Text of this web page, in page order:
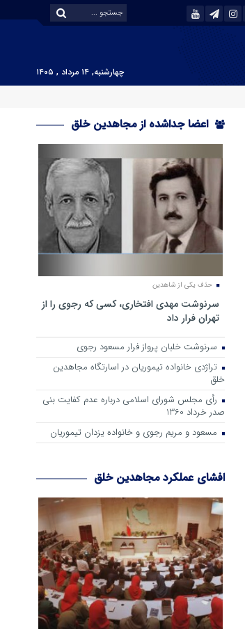
چهارشنبه, ۱۴ مرداد , ۱۴۰۵
اعضا جداشده از مجاهدین خلق
حذف یکی از شاهدین
سرنوشت مهدی افتخاری، کسی که رجوی را از
تهران فرار داد
سرنوشت خلبان پرواز فرار مسعود رجوی
تراژدی خانواده تیموریان در اسارتگاه مجاهدین
خلق
رأی مجلس شورای اسلامی درباره عدم كفایت بنی
صدر خرداد 1360
مسعود و مریم رجوی و خانواده یزدان تیموریان
افشای عملکرد مجاهدین خلق